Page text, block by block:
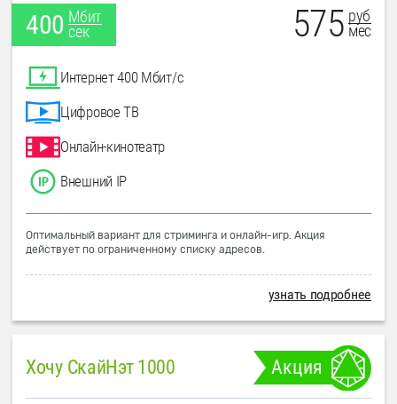
400 Мбит
сек
575 руб
мес
Интернет 400 Мбит/с
Цифровое ТВ
Онлайн-кинотеатр
Внешний IP
Оптимальный вариант для стриминга и онлайн-игр. Акция
действует по ограниченному списку адресов.
узнать подробнее
Хочу СкайНэт 1000 Акция